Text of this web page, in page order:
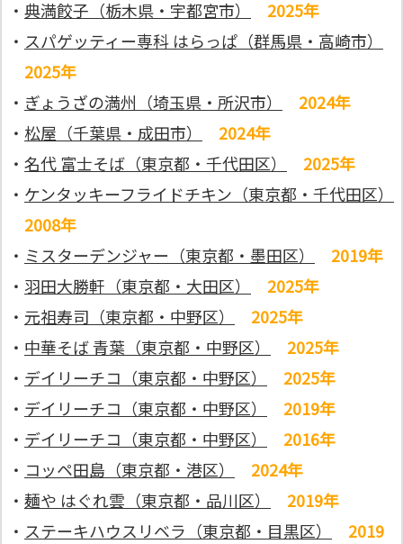
・ 典満餃子（栃木県・宇都宮市）
2025年
・ スパゲッティー専科 はらっぱ（群馬県・高崎市）
2025年
・ ぎょうざの満州（埼玉県・所沢市）
2024年
・ 松屋（千葉県・成田市）
2024年
・ 名代 富士そば（東京都・千代田区）
2025年
・ ケンタッキーフライドチキン（東京都・千代田区）
2008年
・ ミスターデンジャー（東京都・墨田区）
2019年
・ 羽田大勝軒（東京都・大田区）
2025年
・ 元祖寿司（東京都・中野区）
2025年
・ 中華そば 青葉（東京都・中野区）
2025年
・ デイリーチコ（東京都・中野区）
2025年
・ デイリーチコ（東京都・中野区）
2019年
・ デイリーチコ（東京都・中野区）
2016年
・ コッペ田島（東京都・港区）
2024年
・ 麺や はぐれ雲（東京都・品川区）
2019年
・ ステーキハウスリベラ（東京都・目黒区）
2019